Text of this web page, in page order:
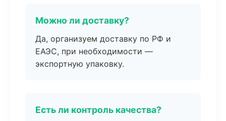
Можно ли доставку?
Да, организуем доставку по РФ и
ЕАЭС, при необходимости —
экспортную упаковку.
Есть ли контроль качества?